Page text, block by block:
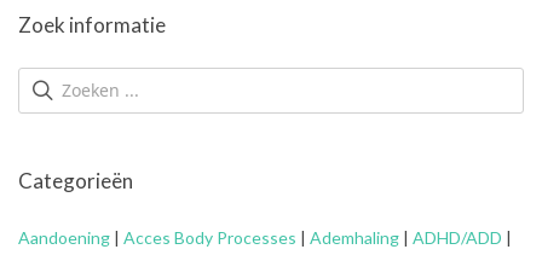
Zoek informatie
Categorieën
Aandoening | Acces Body Processes | Ademhaling | ADHD/ADD |